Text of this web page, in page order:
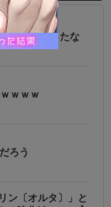
全部もらったな
ｗｗｗ
ろう
ン〔オルタ〕」と